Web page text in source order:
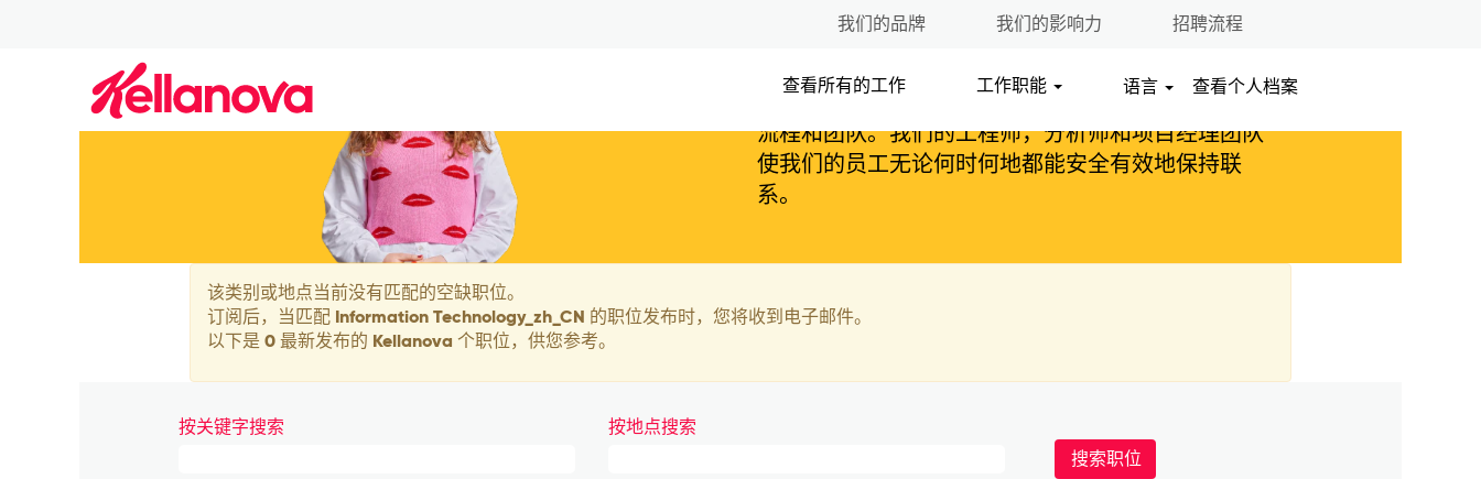
我们的品牌 我们的影响力 招聘流程
查看所有的工作 工作职能 语言 查看个人档案
信息技术
技术是我们日常生活的一部分，并在不断发展以改善
流程和团队。我们的工程师，分析师和项目经理团队
使我们的员工无论何时何地都能安全有效地保持联
系。
该类别或地点当前没有匹配的空缺职位。
订阅后，当匹配 Information Technology_zh_CN 的职位发布时，您将收到电子邮件。
以下是 0 最新发布的 Kellanova 个职位，供您参考。
按关键字搜索 按地点搜索